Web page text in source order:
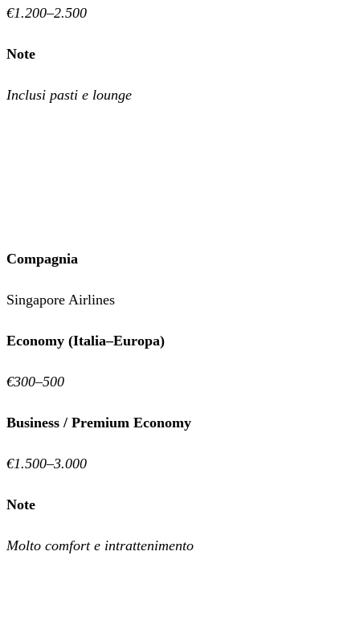
€1.200–2.500
Note
Inclusi pasti e lounge
Compagnia
Singapore Airlines
Economy (Italia–Europa)
€300–500
Business / Premium Economy
€1.500–3.000
Note
Molto comfort e intrattenimento